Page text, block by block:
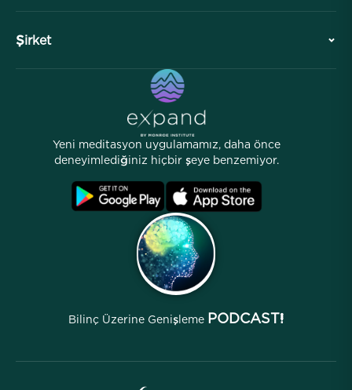
Profesyonel Bölüm
Makaleler
Ücretsiz Meditasyonlar
Ortaklık Programı
Şirket
Lokasyonlar
Yeni meditasyon uygulamamız, daha önce
deneyimlediğiniz hiçbir şeye benzemiyor.
Bilinç Üzerine Genişleme PODCAST!